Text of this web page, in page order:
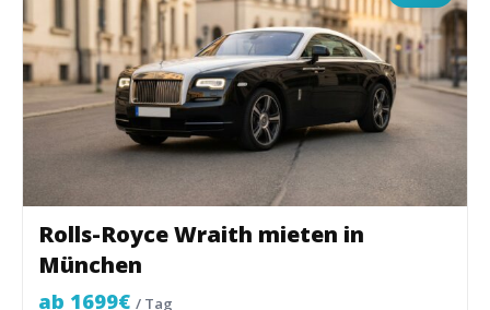
Rolls-Royce Wraith mieten in
München
ab 1699€ / Tag